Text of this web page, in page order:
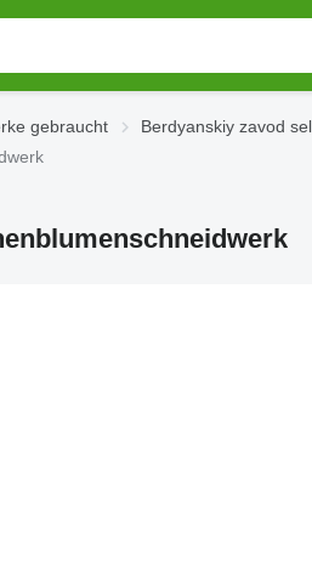
gebraucht
Berdyanskiy zavod